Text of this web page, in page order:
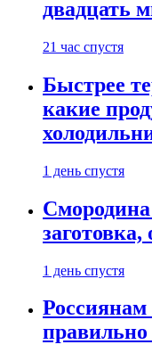
двадцать
21 час спустя
Быстрее
какие
1 день спустя
Смородина
1 день спустя
Россиянам